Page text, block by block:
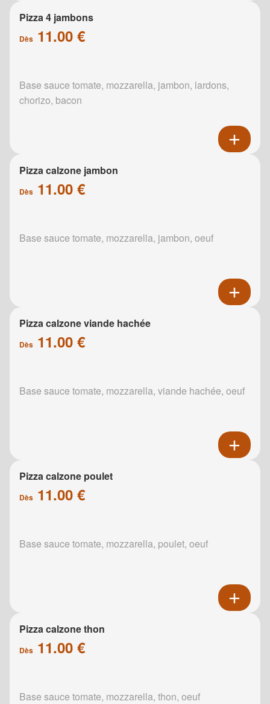
Pizza 4 jambons
Dès 11.00 €
Base sauce tomate, mozzarella, jambon, lardons,
chorizo, bacon
Pizza calzone jambon
Dès 11.00 €
Base sauce tomate, mozzarella, jambon, oeuf
Pizza calzone viande hachée
Dès 11.00 €
Base sauce tomate, mozzarella, viande hachée, oeuf
Pizza calzone poulet
Dès 11.00 €
Base sauce tomate, mozzarella, poulet, oeuf
Pizza calzone thon
Dès 11.00 €
Base sauce tomate, mozzarella, thon, oeuf